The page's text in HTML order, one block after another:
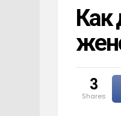
Как
3
shares